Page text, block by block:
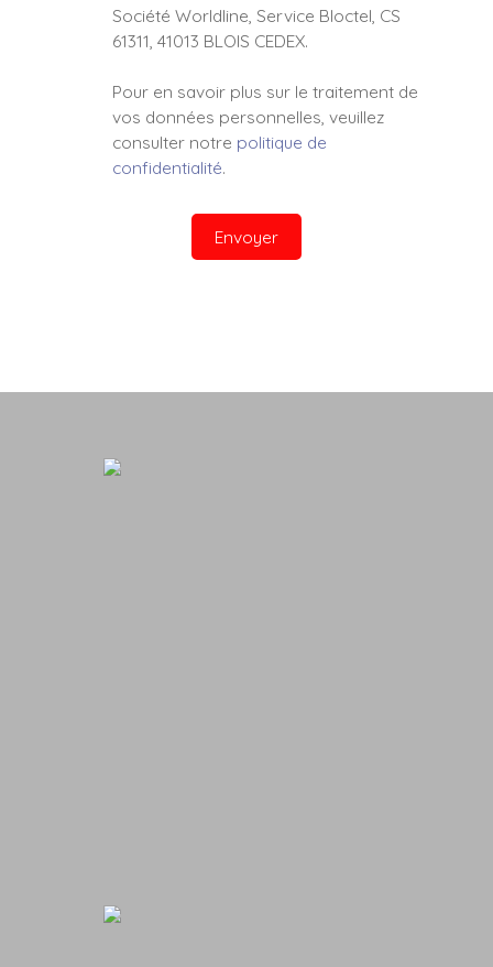
Société Worldline, Service Bloctel, CS
61311, 41013 BLOIS CEDEX.
Pour en savoir plus sur le traitement de
vos données personnelles, veuillez
consulter notre politique de
confidentialité.
Envoyer